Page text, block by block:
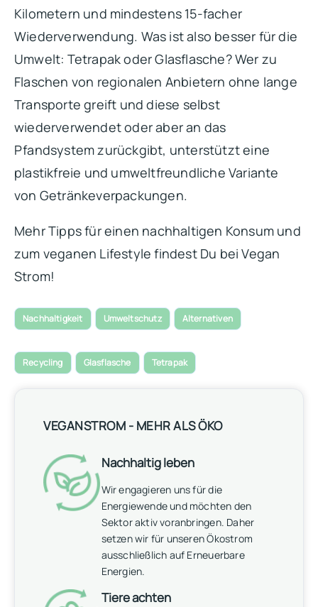
Kilometern und mindestens 15-facher
Wiederverwendung. Was ist also besser für die
Umwelt: Tetrapak oder Glasflasche? Wer zu
Flaschen von regionalen Anbietern ohne lange
Transporte greift und diese selbst
wiederverwendet oder aber an das
Pfandsystem zurückgibt, unterstützt eine
plastikfreie und umweltfreundliche Variante
von Getränkeverpackungen.
Mehr Tipps für einen nachhaltigen Konsum und
zum veganen Lifestyle findest Du bei Vegan
Strom!
Nachhaltigkeit Umweltschutz Alternativen
Recycling Glasflasche Tetrapak
VEGANSTROM - MEHR ALS ÖKO
Nachhaltig leben
Wir engagieren uns für die
Energiewende und möchten den
Sektor aktiv voranbringen. Daher
setzen wir für unseren Ökostrom
ausschließlich auf Erneuerbare
Energien.
Tiere achten